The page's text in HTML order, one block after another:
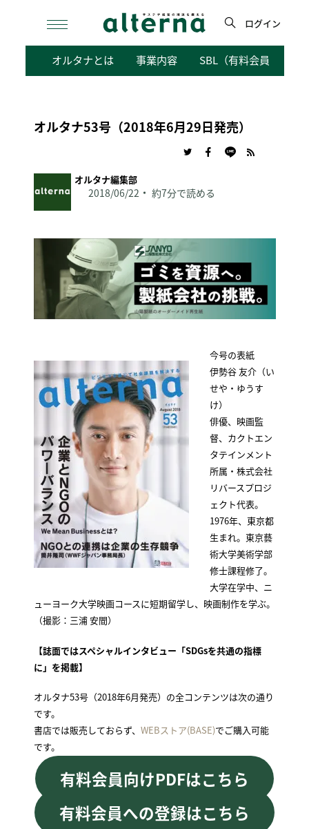
検
ログイン
オルタナとは 事業内容 SBL（有料会員向けサ
オルタナ53号（2018年6月29日発売）
オルタナ編集部
2018/06/22 約7分で読める
今号の表紙
伊勢谷 友介（い
せや・ゆうす
け）
俳優、映画監
督、カクトエン
タテインメント
所属・株式会社
リバースプロジ
ェクト代表。
1976年、東京都
生まれ。東京藝
術大学美術学部
修士課程修了。
大学在学中、ニ
ューヨーク大学映画コースに短期留学し、映画制作を学ぶ。
（撮影：三浦 安間）
【誌面ではスペシャルインタビュー「SDGsを共通の指標
に」を掲載】
オルタナ53号（2018年6月発売）の全コンテンツは次の通り
です。
書店では販売しておらず、 WEBストア(BASE)でご購入可能
です。
有料会員向けPDFはこちら
有料会員への登録はこちら